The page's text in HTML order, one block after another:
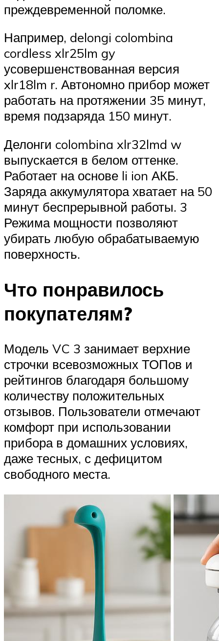
преждевременной поломке.
Например, delongi colombina
cordless xlr25lm gy
усовершенствованная версия
xlr18lm r. Автономно прибор может
работать на протяжении 35 минут,
время подзаряда 150 минут.
Делонги colombina xlr32lmd w
выпускается в белом оттенке.
Работает на основе li ion АКБ.
Заряда аккумулятора хватает на 50
минут беспрерывной работы. 3
Режима мощности позволяют
убирать любую обрабатываемую
поверхность.
Что понравилось
покупателям?
Модель VC 3 занимает верхние
строчки всевозможных ТОПов и
рейтингов благодаря большому
количеству положительных
отзывов. Пользователи отмечают
комфорт при использовании
прибора в домашних условиях,
даже тесных, с дефицитом
свободного места.